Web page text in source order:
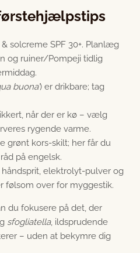
solcreme SPF 30+. Planlæg
og ruiner/Pompeji tidlig
buona’) er drikbare; tag
når der er kø – vælg
rygende varme.
grønt kors-skilt; her får du
på engelsk.
håndsprit, elektrolyt-pulver og
følsom over for myggestik.
du fokusere på det, der
sfogliatella, ildsprudende
– uden at bekymre dig